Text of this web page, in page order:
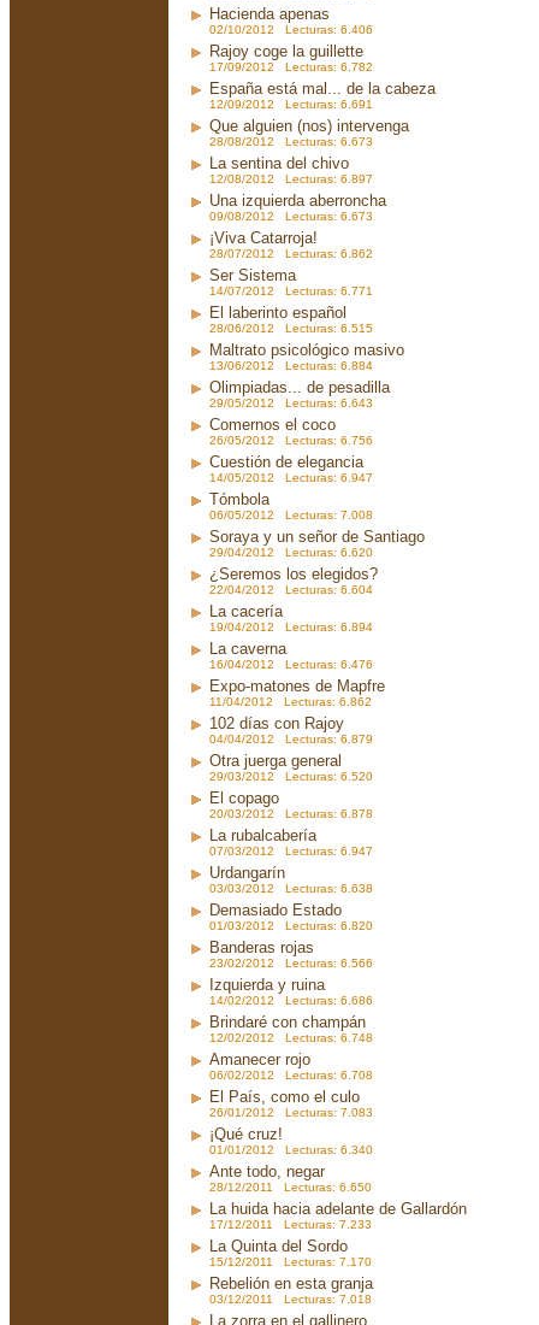
Hacienda apenas
02/10/2012 Lecturas: 6.406
Rajoy coge la guillette
17/09/2012 Lecturas: 6.782
España está mal... de la cabeza
12/09/2012 Lecturas: 6.691
Que alguien (nos) intervenga
28/08/2012 Lecturas: 6.673
La sentina del chivo
12/08/2012 Lecturas: 6.897
Una izquierda aberroncha
09/08/2012 Lecturas: 6.673
¡Viva Catarroja!
28/07/2012 Lecturas: 6.862
Ser Sistema
14/07/2012 Lecturas: 6.771
El laberinto español
28/06/2012 Lecturas: 6.515
Maltrato psicológico masivo
13/06/2012 Lecturas: 6.884
Olimpiadas... de pesadilla
29/05/2012 Lecturas: 6.643
Comernos el coco
26/05/2012 Lecturas: 6.756
Cuestión de elegancia
14/05/2012 Lecturas: 6.947
Tómbola
06/05/2012 Lecturas: 7.008
Soraya y un señor de Santiago
29/04/2012 Lecturas: 6.620
¿Seremos los elegidos?
22/04/2012 Lecturas: 6.604
La cacería
19/04/2012 Lecturas: 6.894
La caverna
16/04/2012 Lecturas: 6.476
Expo-matones de Mapfre
11/04/2012 Lecturas: 6.862
102 días con Rajoy
04/04/2012 Lecturas: 6.879
Otra juerga general
29/03/2012 Lecturas: 6.520
El copago
20/03/2012 Lecturas: 6.878
La rubalcabería
07/03/2012 Lecturas: 6.947
Urdangarín
03/03/2012 Lecturas: 6.638
Demasiado Estado
01/03/2012 Lecturas: 6.820
Banderas rojas
23/02/2012 Lecturas: 6.566
Izquierda y ruina
14/02/2012 Lecturas: 6.686
Brindaré con champán
12/02/2012 Lecturas: 6.748
Amanecer rojo
06/02/2012 Lecturas: 6.708
El País, como el culo
26/01/2012 Lecturas: 7.083
¡Qué cruz!
01/01/2012 Lecturas: 6.340
Ante todo, negar
28/12/2011 Lecturas: 6.650
La huida hacia adelante de Gallardón
17/12/2011 Lecturas: 7.233
La Quinta del Sordo
15/12/2011 Lecturas: 7.170
Rebelión en esta granja
03/12/2011 Lecturas: 7.018
La zorra en el gallinero